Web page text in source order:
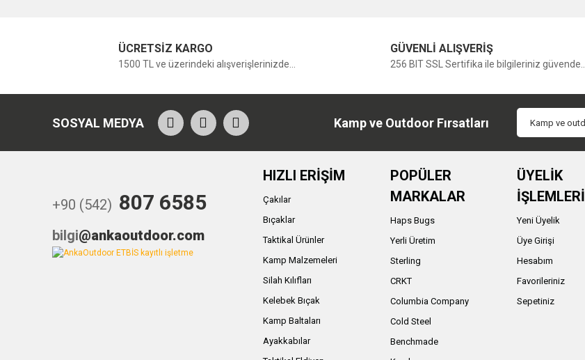
Yorum Yaz
ÜCRETSİZ KARGO
1500 TL ve üzerindeki alışverişlerinizde...
GÜVENLİ ALIŞVERİŞ
256 BIT SSL Sertifika ile bilgileriniz güvende...
SOSYAL MEDYA Kamp ve Outdoor Fırsatları
+90 (542) 807 6585
bilgi@ankaoutdoor.com
HIZLI ERİŞİM
Çakılar
Bıçaklar
Taktikal Ürünler
Kamp Malzemeleri
Silah Kılıfları
Kelebek Bıçak
Kamp Baltaları
Ayakkabılar
POPÜLER
MARKALAR
Haps Bugs
Yerli Üretim
Sterling
CRKT
Columbia Company
Cold Steel
Benchmade
ÜYELİK
İŞLEMLERİ
Yeni Üyelik
Üye Girişi
Hesabım
Favorileriniz
Sepetiniz